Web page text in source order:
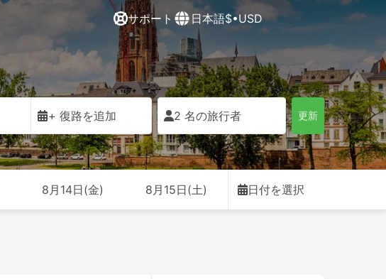
サポート 日本語$•USD
+ 復路を追加 2 名の旅行者 更新
8月14日(金) 8月15日(土) 日付を選択